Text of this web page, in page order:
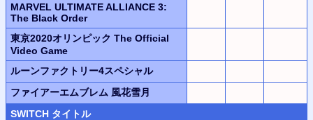
MARVEL ULTIMATE ALLIANCE 3:
The Black Order
東京2020オリンピック The Official
Video Game
ルーンファクトリー4スペシャル
ファイアーエムブレム 風花雪月
SWITCH タイトル